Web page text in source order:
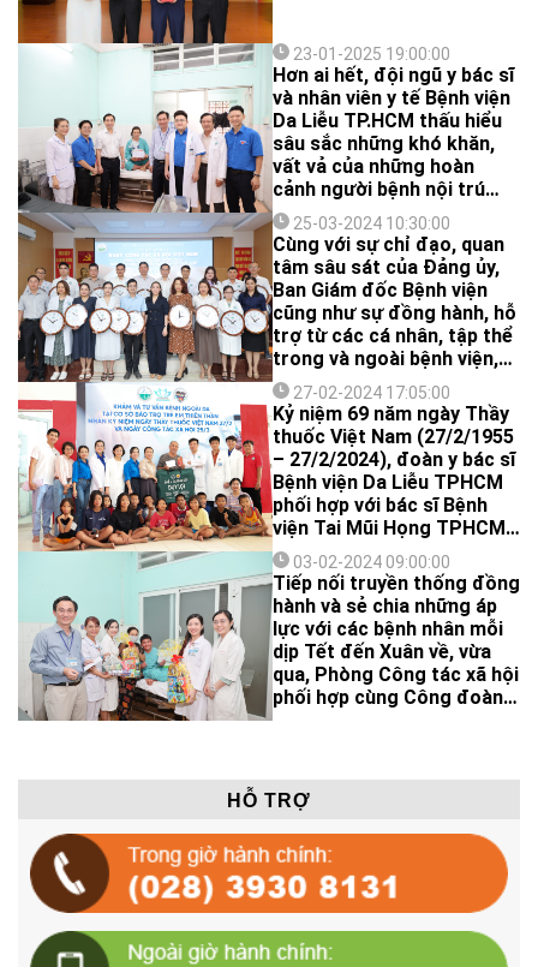
phối hợp cùng ngành Y tế
TP.HCM khám, chữa bệnh,
cấp phát thuốc miễn phí và
tặng quà cho hơn 700
người dân chịu ảnh hưởng
nặng nề sau bão lũ.
23-01-2025 19:00:00
Hơn ai hết, đội ngũ y bác sĩ
và nhân viên y tế Bệnh viện
Da Liễu TP.HCM thấu hiểu
sâu sắc những khó khăn,
vất vả của những hoàn
cảnh người bệnh nội trú
kém may mắn, đặc biệt là
trong thời điểm Tết đến
Xuân về.
25-03-2024 10:30:00
Cùng với sự chỉ đạo, quan
tâm sâu sát của Đảng ủy,
Ban Giám đốc Bệnh viện
cũng như sự đồng hành, hỗ
trợ từ các cá nhân, tập thể
trong và ngoài bệnh viện,
đến nay hoạt động Công
tác xã hội tại Bệnh viện Da
Liễu TP.HCM đã có những
bước tiến đáng kể.
27-02-2024 17:05:00
Kỷ niệm 69 năm ngày Thầy
thuốc Việt Nam (27/2/1955
– 27/2/2024), đoàn y bác sĩ
Bệnh viện Da Liễu TPHCM
phối hợp với bác sĩ Bệnh
viện Tai Mũi Họng TPHCM
đã thăm khám, phát thuốc,
tặng quà cho 130 trẻ em
tại cơ sở bảo trợ trẻ em
Thiên Thần (tại Phường
Long Trường, TP Thủ Đức).
03-02-2024 09:00:00
Tiếp nối truyền thống đồng
hành và sẻ chia những áp
lực với các bệnh nhân mỗi
dịp Tết đến Xuân về, vừa
qua, Phòng Công tác xã hội
phối hợp cùng Công đoàn,
những bệnh nhân có hoàn
cảnh khó khăn đang điều
trị tại bệnh viện.
HỖ TRỢ